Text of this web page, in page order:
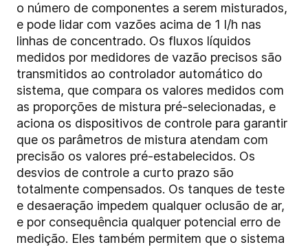
o número de componentes a serem misturados,
e pode lidar com vazões acima de 1 l/h nas
linhas de concentrado. Os fluxos líquidos
medidos por medidores de vazão precisos são
transmitidos ao controlador automático do
sistema, que compara os valores medidos com
as proporções de mistura pré-selecionadas, e
aciona os dispositivos de controle para garantir
que os parâmetros de mistura atendam com
precisão os valores pré-estabelecidos. Os
desvios de controle a curto prazo são
totalmente compensados. Os tanques de teste
e desaeração impedem qualquer oclusão de ar,
e por consequência qualquer potencial erro de
medição. Eles também permitem que o sistema